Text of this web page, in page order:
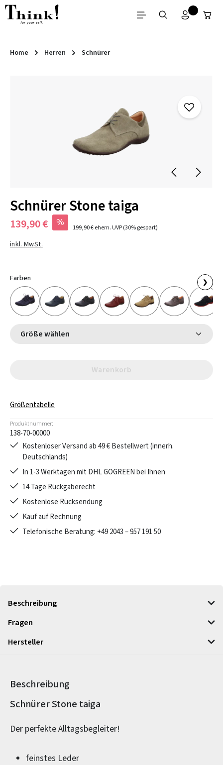
Zum Hauptinhalt springen
Home Herren Schnürer
Schnürer Stone taiga
139,90 € % 199,90 €ehem. UVP(30% gespart)
inkl. MwSt.
Farben ❯
Größe wählen
Warenkorb
Größentabelle
Produktnummer:
138-70-00000
Kostenloser Versand ab 49 € Bestellwert (innerh.
Deutschlands)
In 1-3 Werktagen mit DHL GOGREEN bei Ihnen
14 Tage Rückgaberecht
Kostenlose Rücksendung
Kauf auf Rechnung
Telefonische Beratung: +49 2043 – 957 191 50
Beschreibung
Fragen
Hersteller
Beschreibung
Produktinformationen
Schnürer Stone taiga
Der perfekte Alltagsbegleiter!
feinstes Leder